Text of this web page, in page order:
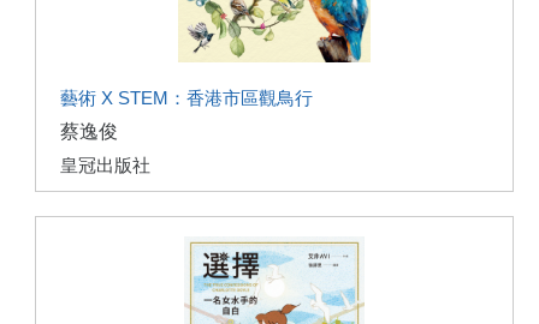
藝術 X STEM：香港市區觀鳥行
蔡逸俊
皇冠出版社